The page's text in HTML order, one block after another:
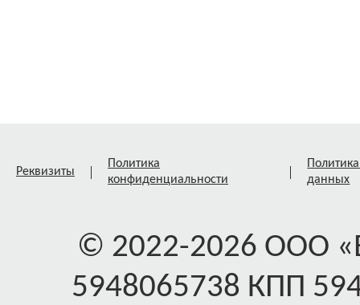
Реквизиты
Политика
конфиденциальности
данных
© 2022-2026 ООО
5948065738 КПП